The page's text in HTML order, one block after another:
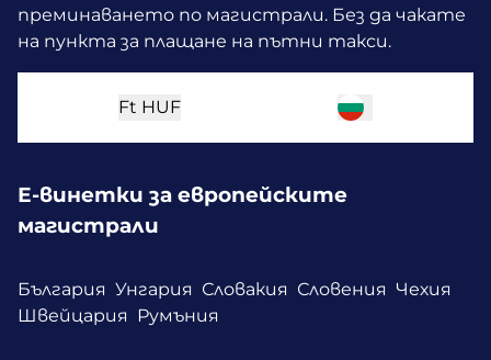
преминаването по магистрали. Без да чакате
на пункта за плащане на пътни такси.
Ft HUF
Е-винетки за европейските
магистрали
България Унгария Словакия Словения Чехия
Швейцария
Румъния